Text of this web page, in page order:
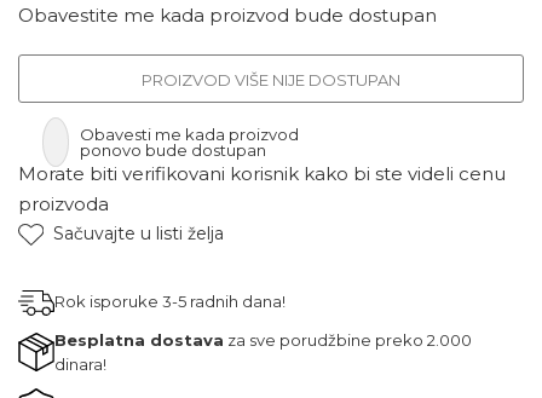
Obavestite me kada proizvod bude dostupan
PROIZVOD VIŠE NIJE DOSTUPAN
Obavesti me kada proizvod
ponovo bude dostupan
Morate biti verifikovani korisnik kako bi ste videli cenu
proizvoda
Sačuvajte u listi želja
Rok isporuke 3-5 radnih dana!
Besplatna dostava za sve porudžbine preko 2.000
dinara!